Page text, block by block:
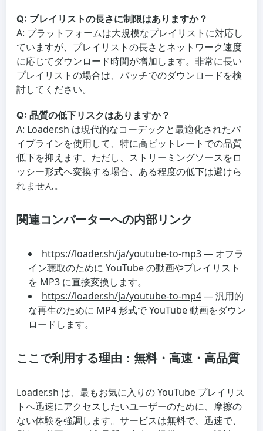
Q: プレイリストの長さに制限はありますか？
A: プラットフォームは大規模なプレイリストに対応し
ていますが、プレイリストの長さとネットワーク速度
に応じてダウンロード時間が増加します。非常に長い
プレイリストの場合は、バッチでのダウンロードを検
討してください。
Q: 品質の低下リスクはありますか？
A: Loader.sh は現代的なコーデックと最適化されたパ
イプラインを使用して、特に高ビットレートでの品質
低下を抑えます。ただし、ストリーミングソースをロ
ッシー形式へ変換する場合、ある程度の低下は避けら
れません。
関連コンバーターへの内部リンク
https://loader.sh/ja/youtube-to-mp3— オフラ
イン聴取のために YouTube の動画やプレイリスト
を MP3 に直接変換します。
https://loader.sh/ja/youtube-to-mp4— 汎用的
な再生のために MP4 形式で YouTube 動画をダウン
ロードします。
ここで利用する理由：無料・高速・高品質
Loader.sh は、最もお気に入りの YouTube プレイリス
トへ迅速にアクセスしたいユーザーのために、摩擦の
ない体験を強調します。サービスは無料で、迅速で、